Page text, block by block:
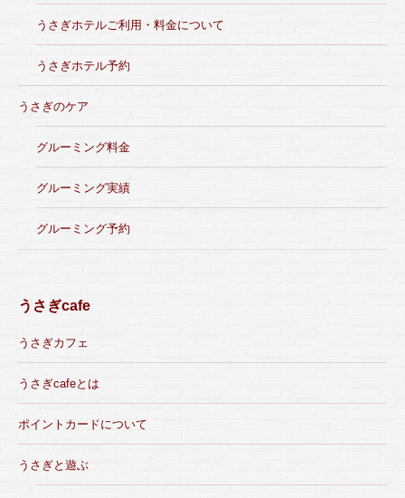
うさぎホテルご利用・料金について
うさぎホテル予約
うさぎのケア
グルーミング料金
グルーミング実績
グルーミング予約
うさぎcafe
うさぎカフェ
うさぎcafeとは
ポイントカードについて
うさぎと遊ぶ